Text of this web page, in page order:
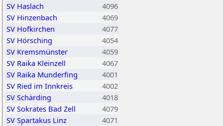
SV Haslach
4096
SV Hinzenbach
4069
SV Hofkirchen
4077
SV Hörsching
4054
SV Kremsmünster
4059
SV Raika Kleinzell
4067
SV Raika Munderfing
4001
SV Ried im Innkreis
4002
SV Schärding
4018
SV Sokrates Bad Zell
4079
SV Spartakus Linz
4071